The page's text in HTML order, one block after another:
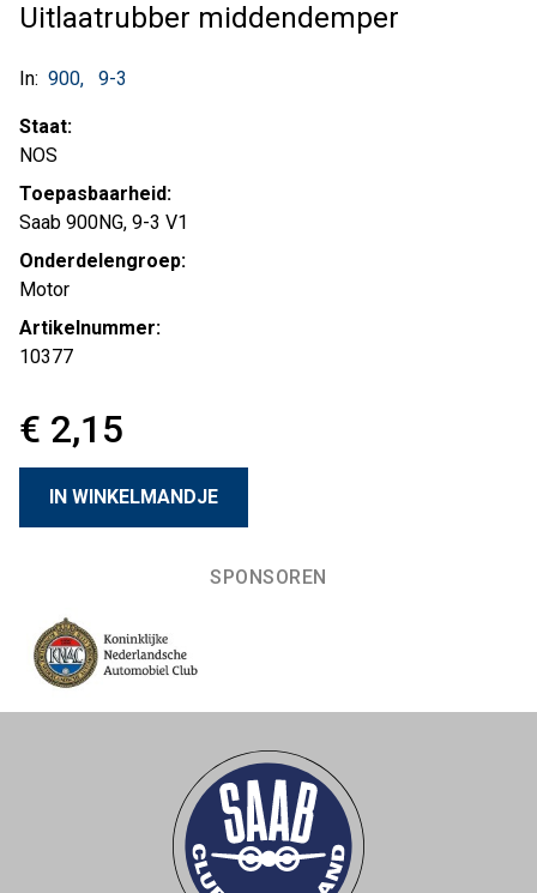
Uitlaatrubber middendemper
In: 900 9-3
Staat:
NOS
Toepasbaarheid:
Saab 900NG, 9-3 V1
Onderdelengroep:
Motor
Artikelnummer:
10377
€ 2,15
SPONSOREN